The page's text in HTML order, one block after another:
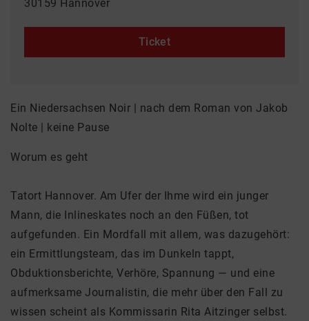
30159 Hannover
Ticket
Ein Niedersachsen Noir | nach dem Roman von Jakob
Nolte | keine Pause
Worum es geht
Tatort Hannover. Am Ufer der Ihme wird ein junger
Mann, die Inlineskates noch an den Füßen, tot
aufgefunden. Ein Mordfall mit allem, was dazugehört:
ein Ermittlungsteam, das im Dunkeln tappt,
Obduktionsberichte, Verhöre, Spannung — und eine
aufmerksame Journalistin, die mehr über den Fall zu
wissen scheint als Kommissarin Rita Aitzinger selbst.